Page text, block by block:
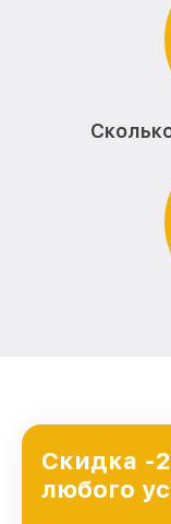
Скидка -
любого